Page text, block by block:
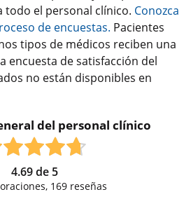
todo el personal clínico. Conozca
de encuestas. Pacientes
tipos de médicos reciben una
encuesta de satisfacción del
no están disponibles en
del personal clínico
4.69de 5
169 reseñas